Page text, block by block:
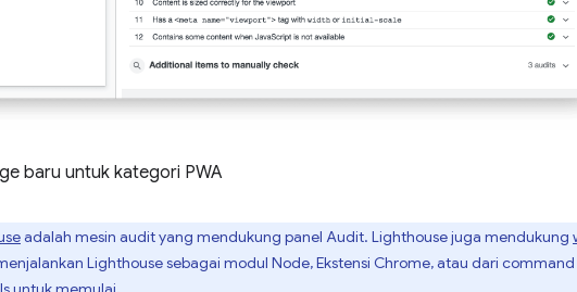
baru untuk kategori PWA
adalah mesin audit yang mendukung panel Audit. Lighthouse juga mendukung
Lighthouse sebagai modul Node, Ekstensi Chrome, atau dari